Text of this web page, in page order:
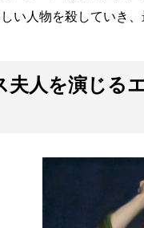
い人物を殺していき
夫人を演じる